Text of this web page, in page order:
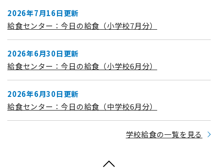
2026年7月16日更新
給食センター：今日の給食（小学校7月分）
2026年6月30日更新
給食センター：今日の給食（小学校6月分）
2026年6月30日更新
給食センター：今日の給食（中学校6月分）
学校給食の一覧を見る